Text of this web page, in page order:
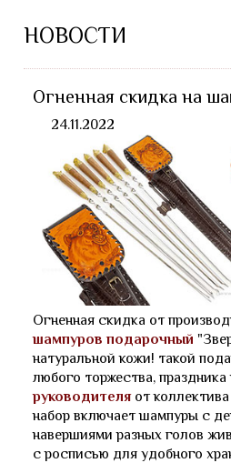
НОВОСТИ
Огненная скидка на
24.11.2022
Огненная скидка от
шампуров подарочный
натуральной кожи! такой
любого торжества,
руководителяот
набор включает шампуры с
навершиями разных голов
с росписью для удобного